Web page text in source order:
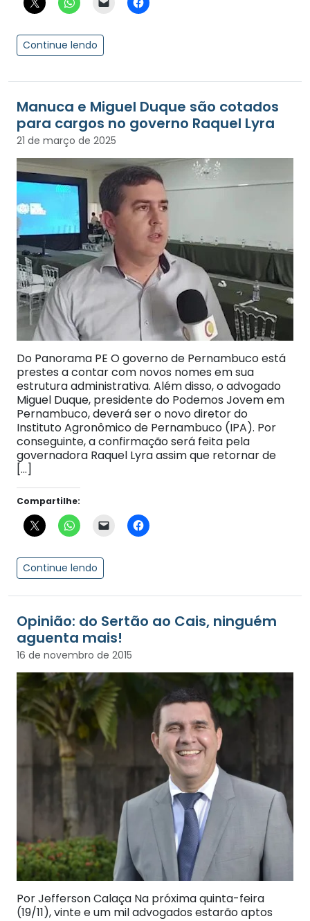
Continue lendo
Manuca e Miguel Duque são cotados
para cargos no governo Raquel Lyra
21 de março de 2025
Do Panorama PE O governo de Pernambuco está
prestes a contar com novos nomes em sua
estrutura administrativa. Além disso, o advogado
Miguel Duque, presidente do Podemos Jovem em
Pernambuco, deverá ser o novo diretor do
Instituto Agronômico de Pernambuco (IPA). Por
conseguinte, a confirmação será feita pela
governadora Raquel Lyra assim que retornar de
[…]
Compartilhe:
Continue lendo
Opinião: do Sertão ao Cais, ninguém
aguenta mais!
16 de novembro de 2015
Por Jefferson Calaça Na próxima quinta-feira
(19/11), vinte e um mil advogados estarão aptos